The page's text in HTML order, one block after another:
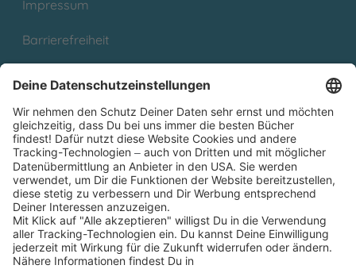
Impressum
Barrierefreiheit
Partnerprogramm (Affiliate)
Folge uns auf
* Versandkostenfrei ab 9,00 € Bestellwert innerhalb